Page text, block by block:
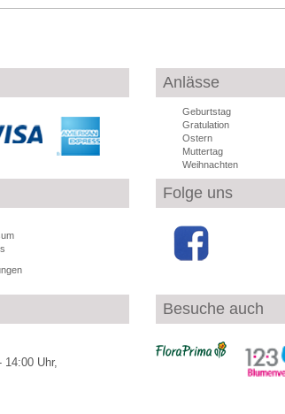
Anlässe
Geburtstag
Gratulation
Ostern
Muttertag
Weihnachten
Folge uns
14:00 Uhr,
Besuche auch